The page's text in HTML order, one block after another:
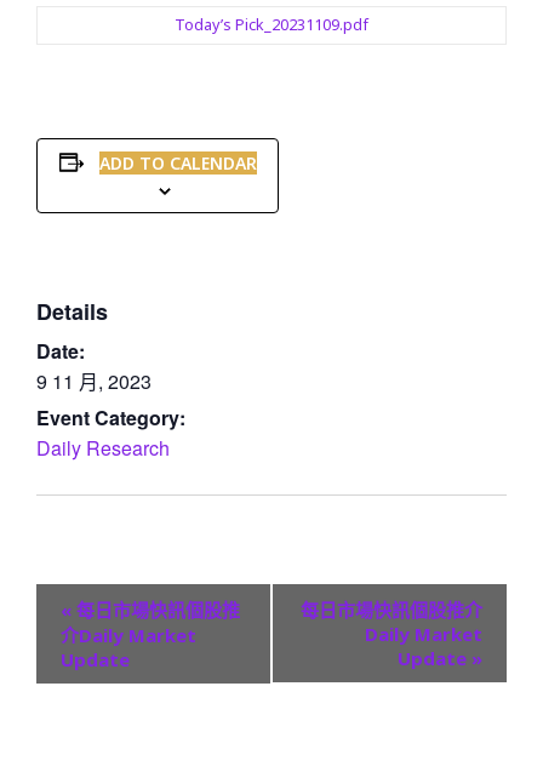
Today’s Pick_20231109.pdf
ADD TO CALENDAR
Details
Date:
9 11 月, 2023
Event Category:
Daily Research
« 每日市場快訊個股推
介Daily Market
Update
每日市場快訊個股推介
Daily Market
Update »